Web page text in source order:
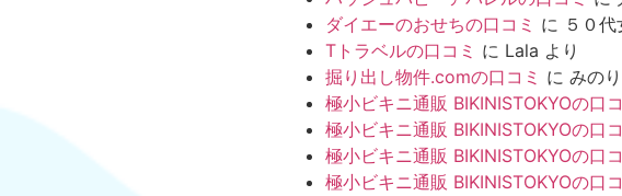
ダイエーのおせちの口コミ に ５０代
Tトラベルの口コミ に Lala より
掘り出し物件.comの口コミ に みのり
極小ビキニ通販 BIKINISTOKYOの口
極小ビキニ通販 BIKINISTOKYOの口
極小ビキニ通販 BIKINISTOKYOの口
極小ビキニ通販 BIKINISTOKYOの口